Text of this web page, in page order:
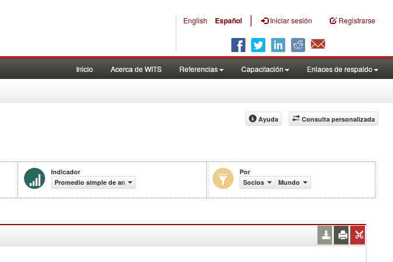
English Español | Iniciar sesión Registrarse
Inicio Acerca de WITS Referencias Capacitación Enlaces de respaldo
Consulta personalizada
Ayuda
Indicador
Promedio simple de aranceles efectivamente aplicados (%)
Por
Socios
Mundo